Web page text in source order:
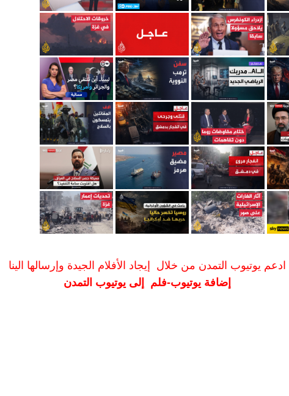
ادعم يوتيوب التمدن من خلال إيجاد الأفلام الجيدة وإرسالها الينا
إضافة يوتيوب-فلم إلى يوتيوب التمدن